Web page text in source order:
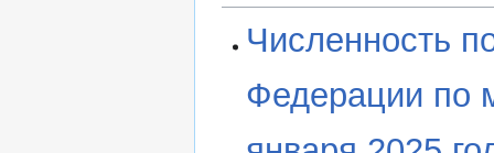
Численность
Федерации по